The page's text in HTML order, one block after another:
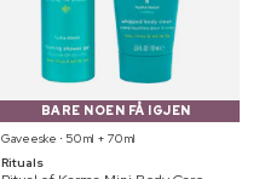
BARE NOEN FÅ IGJEN
Gaveeske ⋅ 50 ml + 70 ml
Rituals